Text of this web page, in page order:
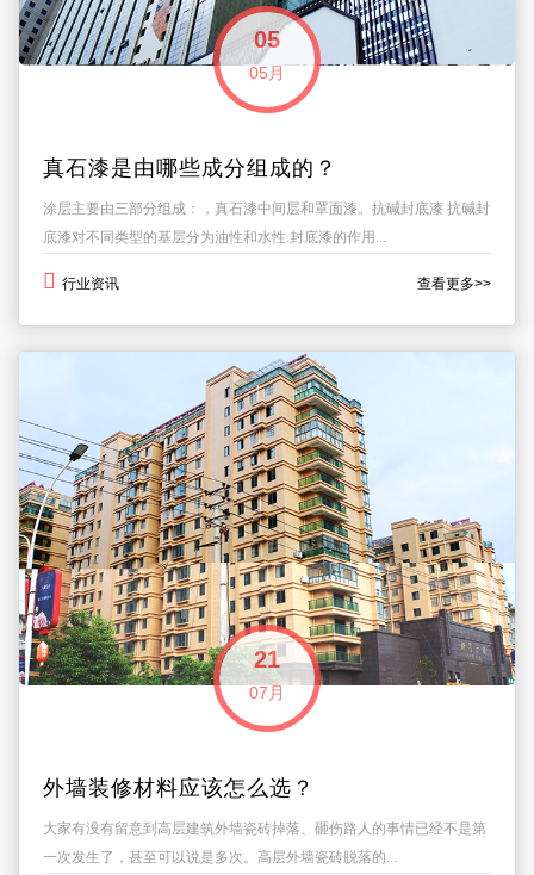
05
05月
真石漆是由哪些成分组成的？
涂层主要由三部分组成：，真石漆中间层和罩面漆。抗碱封底漆 抗碱封
底漆对不同类型的基层分为油性和水性.封底漆的作用...
行业资讯 查看更多>>
21
07月
外墙装修材料应该怎么选？
大家有没有留意到高层建筑外墙瓷砖掉落、砸伤路人的事情已经不是第
一次发生了，甚至可以说是多次。高层外墙瓷砖脱落的...